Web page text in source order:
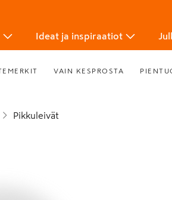
Ideat ja inspiraatiot
VAIN KESPROSTA
Pikkuleivät